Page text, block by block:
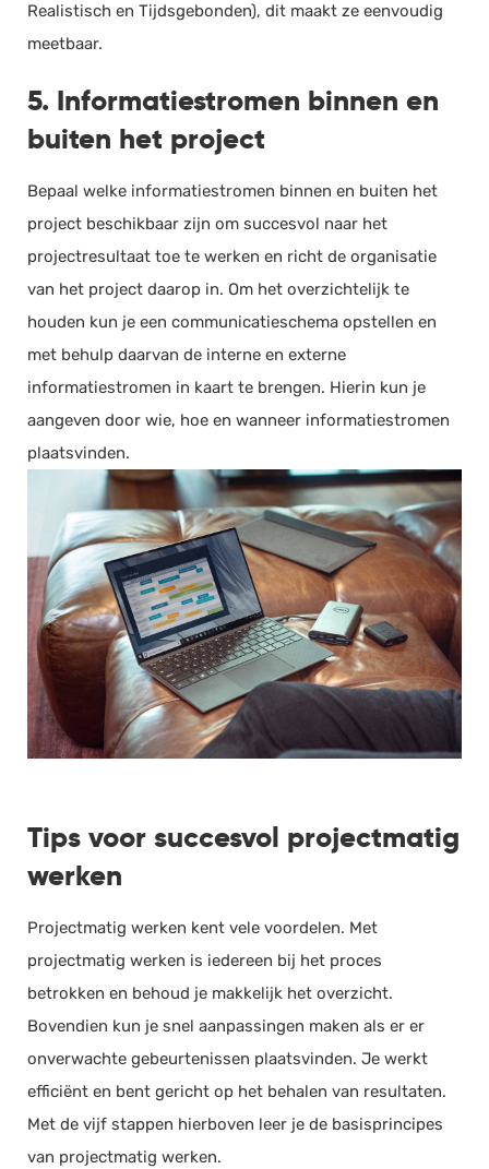
Realistisch en Tijdsgebonden), dit maakt ze eenvoudig
meetbaar.
5. Informatiestromen binnen en
buiten het project
Bepaal welke informatiestromen binnen en buiten het
project beschikbaar zijn om succesvol naar het
projectresultaat toe te werken en richt de organisatie
van het project daarop in. Om het overzichtelijk te
houden kun je een communicatieschema opstellen en
met behulp daarvan de interne en externe
informatiestromen in kaart te brengen. Hierin kun je
aangeven door wie, hoe en wanneer informatiestromen
plaatsvinden.
Tips voor succesvol projectmatig
werken
Projectmatig werken kent vele voordelen. Met
projectmatig werken is iedereen bij het proces
betrokken en behoud je makkelijk het overzicht.
Bovendien kun je snel aanpassingen maken als er er
onverwachte gebeurtenissen plaatsvinden. Je werkt
efficiënt en bent gericht op het behalen van resultaten.
Met de vijf stappen hierboven leer je de basisprincipes
van projectmatig werken.